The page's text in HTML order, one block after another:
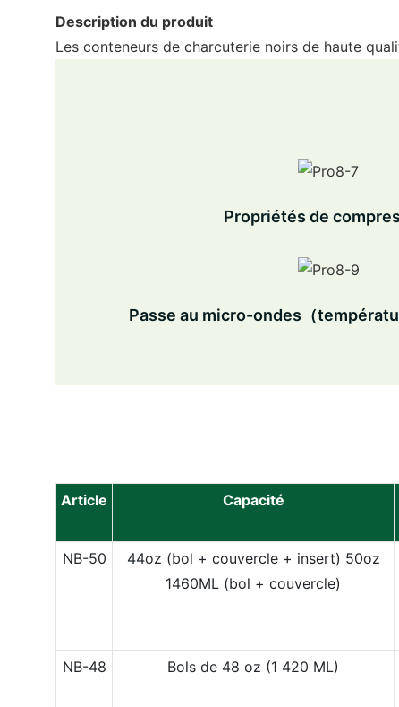
Description du produit
Les conteneurs de charcuterie noirs de haute
Propriétés de
Passe au micro-ondes（
Article Capacité
NB-50 44oz (bol + couvercle + insert) 50oz
1460ML (bol + couvercle)
NB-48
Bols de 48 oz (1 420 ML)